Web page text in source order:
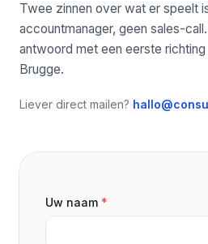
Twee zinnen over wat er speelt
accountmanager, geen sales-
antwoord met een eerste
Brugge.
Liever direct mailen?
Uw naam *